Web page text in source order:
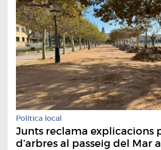
Política local
Junts reclama explicacions
d’arbres al passeig del Mar